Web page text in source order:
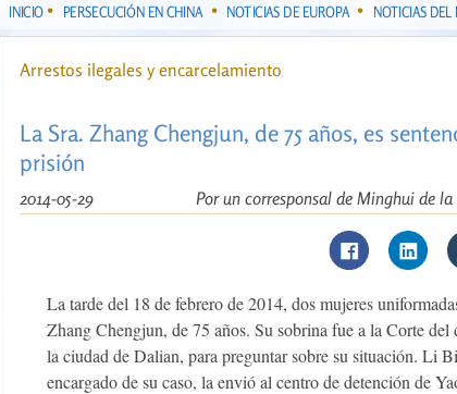
INICIO PERSECUCIÓN EN CHINA NOTICIAS DE EUROPA NOTICIAS
Arrestos ilegales y encarcelamiento
La Sra. Zhang Chengjun, de 75 años, es
prisión
Por un corresponsal de Minghui de
2014-05-29
La tarde del 18 de febrero de 2014, dos mujeres
Zhang Chengjun, de 75 años. Su sobrina fue a la Corte del
la ciudad de Dalian, para preguntar sobre su situación. Li
encargado de su caso, la envió al centro de detención de